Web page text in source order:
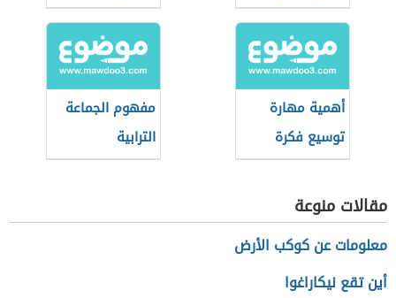
حكومية)
أهمية مهارة
توسيع فكرة
مفهوم الجماعة
الترابية
مقالات منوعة
معلومات عن كوكب الأرض
أين تقع نيكاراغوا